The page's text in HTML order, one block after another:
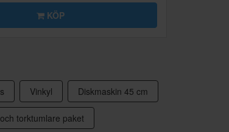
KÖP
Vinkyl Diskmaskin 45 cm
torktumlare paket